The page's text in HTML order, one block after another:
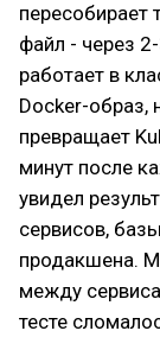
пересобирает
файл - через
работает в
Docker-образ,
превращает
минут после
увидел
сервисов,
продакшена.
между
тесте